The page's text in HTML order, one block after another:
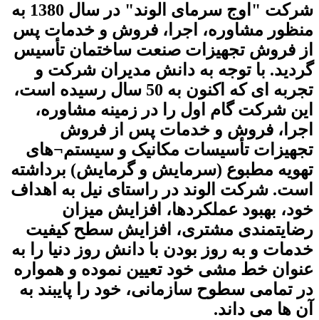
شرکت "اوج سرمای الوند" در سال 1380 به
منظور مشاوره، اجرا، فروش و خدمات پس
از فروش تجهیزات صنعت ساختمان ﺗﺄسیس
گردید. با توجه به دانش مدیران شرکت و
تجربه ای که اکنون به 50 سال رسیده است،
این شرکت گام اول را در زمینه مشاوره،
اجرا، فروش و خدمات پس از فروش
تجهیزات ﺗﺄسیسات مکانیک و سیستم¬های
تهویه مطبوع (سرمایش و گرمایش) برداشته
است. شرکت الوند در راستای نیل به اهداف
خود، بهبود عملکردها، افزایش میزان
رضایتمندی مشتری، افزایش سطح کیفیت
خدمات و به روز بودن با دانش روز دنیا را به
عنوان خط مشی خود تعیین نموده و همواره
در تمامی سطوح سازمانی، خود را پایبند به
آن ها می داند.